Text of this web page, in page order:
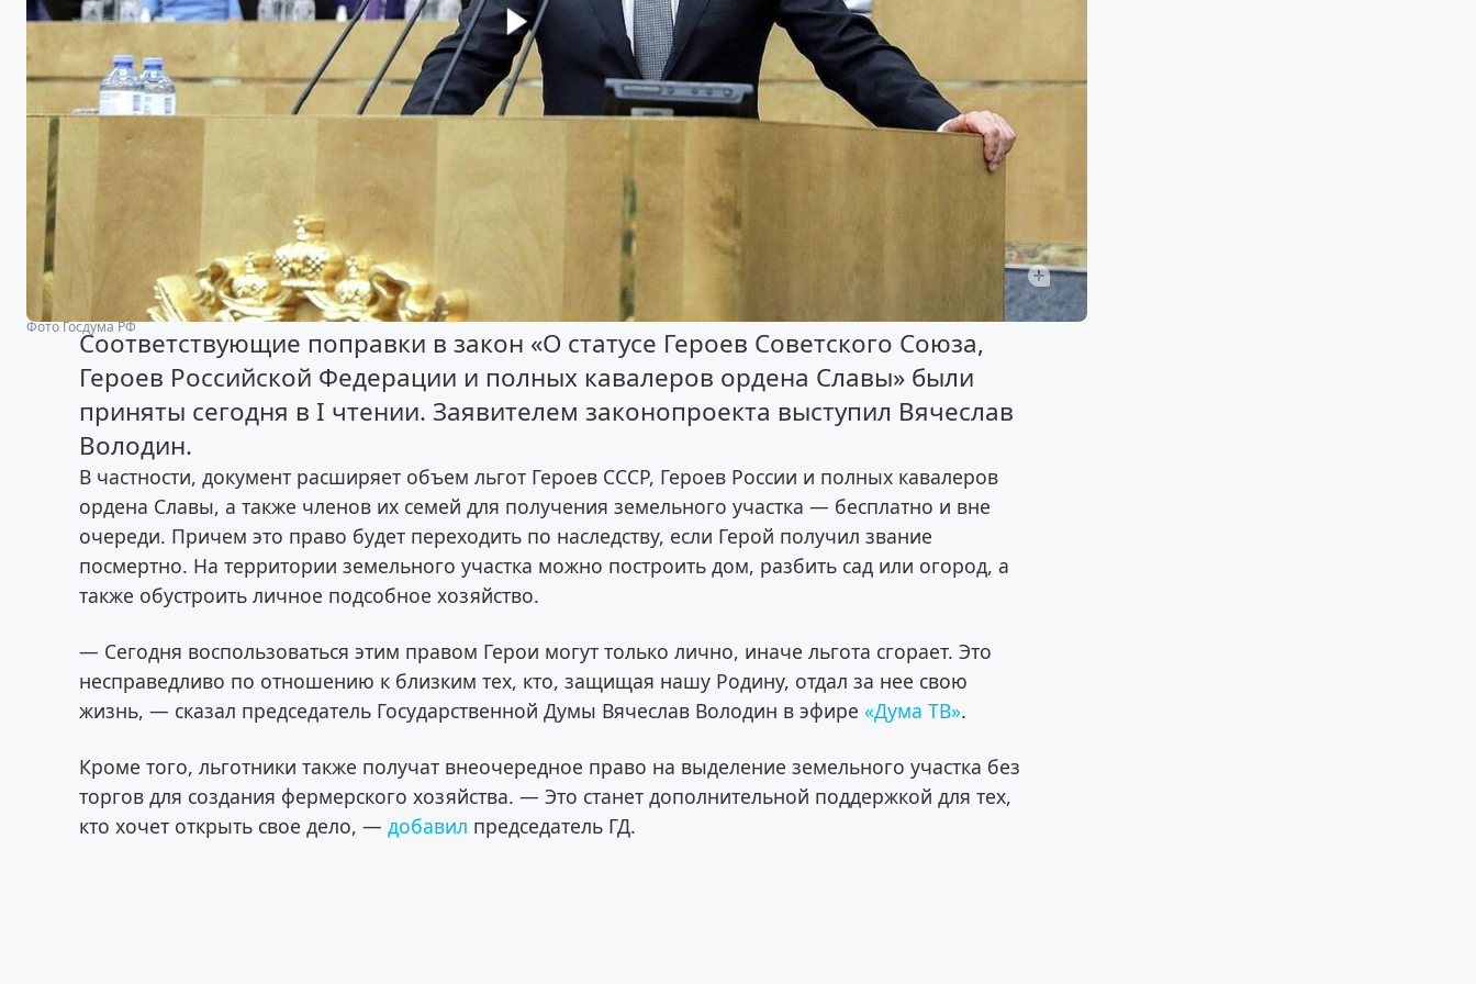
Фото Госдума РФСоответствующие поправки в закон «О статусе Героев Советского Союза,
Героев Российской Федерации и полных кавалеров ордена Славы» были
приняты сегодня в I чтении. Заявителем законопроекта выступил Вячеслав
Володин.
В частности, документ расширяет объем льгот Героев СССР, Героев России и полных кавалеров
ордена Славы, а также членов их семей для получения земельного участка — бесплатно и вне
очереди. Причем это право будет переходить по наследству, если Герой получил звание
посмертно. На территории земельного участка можно построить дом, разбить сад или огород, а
также обустроить личное подсобное хозяйство.
— Сегодня воспользоваться этим правом Герои могут только лично, иначе льгота сгорает. Это
несправедливо по отношению к близким тех, кто, защищая нашу Родину, отдал за нее свою
жизнь, — сказал председатель Государственной Думы Вячеслав Володин в эфире«Дума ТВ».
Кроме того, льготники также получат внеочередное право на выделение земельного участка без
торгов для создания фермерского хозяйства. — Это станет дополнительной поддержкой для тех,
кто хочет открыть свое дело, —добавил председатель ГД.